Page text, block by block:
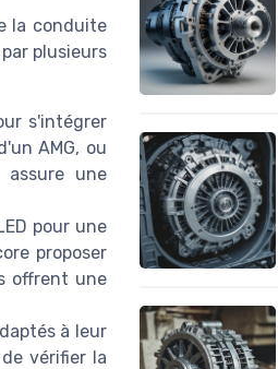
la conduite
plusieurs
s'intégrer
AMG, ou
assure une
pour une
proposer
offrent une
à leur
vérifier la